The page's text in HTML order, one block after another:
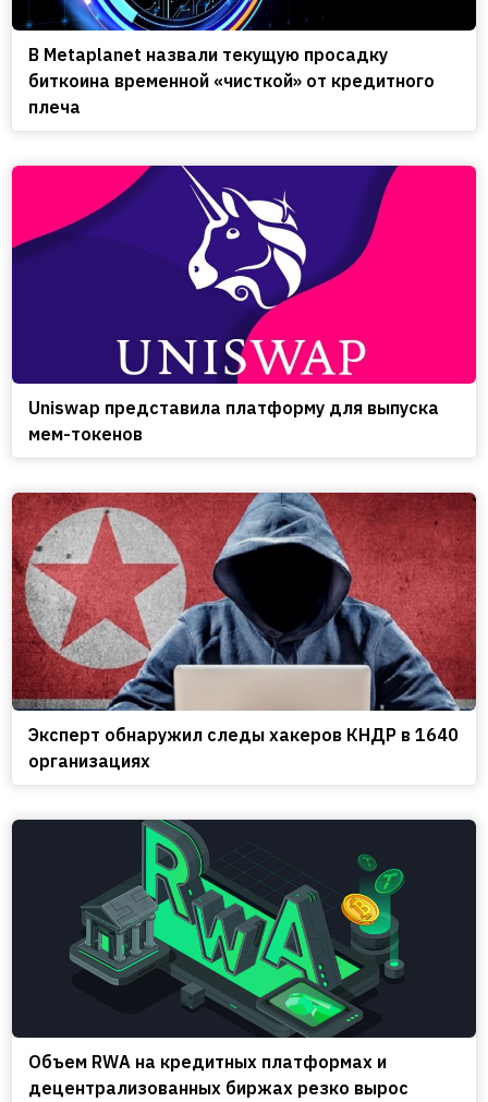
В Metaplanet назвали текущую просадку
биткоина временной «чисткой» от кредитного
плеча
Uniswap представила платформу для выпуска
мем-токенов
Эксперт обнаружил следы хакеров КНДР в 1640
организациях
Объем RWA на кредитных платформах и
децентрализованных биржах резко вырос